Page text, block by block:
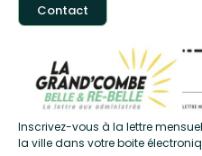
Contact
Inscrivez-vous à la lettre
la ville dans votre boite